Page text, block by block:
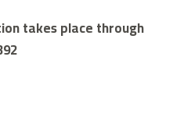
takes place through